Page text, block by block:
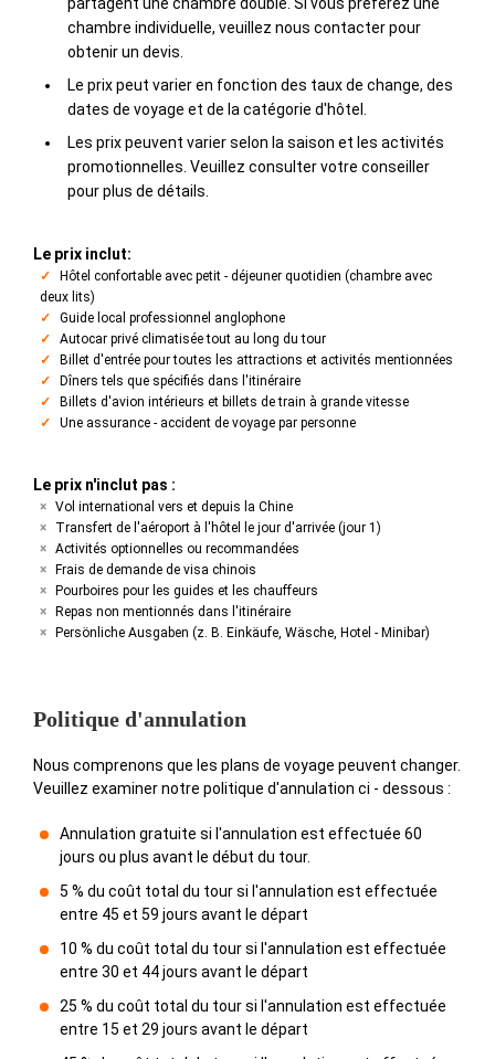
chambre individuelle, veuillez nous contacter pour
obtenir un devis.
Le prix peut varier en fonction des taux de change, des
dates de voyage et de la catégorie d'hôtel.
Les prix peuvent varier selon la saison et les activités
promotionnelles. Veuillez consulter votre conseiller
pour plus de détails.
Le prix inclut:
Hôtel confortable avec petit - déjeuner quotidien (chambre avec
deux lits)
Guide local professionnel anglophone
Autocar privé climatisée tout au long du tour
Billet d'entrée pour toutes les attractions et activités mentionnées
Dîners tels que spécifiés dans l'itinéraire
Billets d'avion intérieurs et billets de train à grande vitesse
Une assurance - accident de voyage par personne
Le prix n'inclut pas :
Vol international vers et depuis la Chine
Transfert de l'aéroport à l'hôtel le jour d'arrivée (jour 1)
Activités optionnelles ou recommandées
Frais de demande de visa chinois
Pourboires pour les guides et les chauffeurs
Repas non mentionnés dans l'itinéraire
Persönliche Ausgaben (z. B. Einkäufe, Wäsche, Hotel - Minibar)
Politique d'annulation
Nous comprenons que les plans de voyage peuvent changer.
Veuillez examiner notre politique d'annulation ci - dessous :
Annulation gratuite si l'annulation est effectuée 60
jours ou plus avant le début du tour.
5 % du coût total du tour si l'annulation est effectuée
entre 45 et 59 jours avant le départ
10 % du coût total du tour si l'annulation est effectuée
entre 30 et 44 jours avant le départ
25 % du coût total du tour si l'annulation est effectuée
entre 15 et 29 jours avant le départ